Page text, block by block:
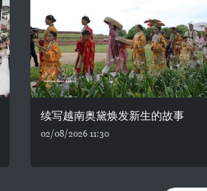
续写越南奥黛焕发新生的故事
02/08/2026 11:30